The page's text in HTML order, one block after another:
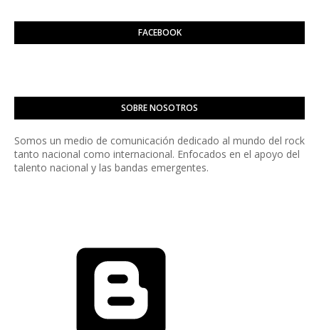
FACEBOOK
SOBRE NOSOTROS
Somos un medio de comunicación dedicado al mundo del rock
tanto nacional como internacional. Enfocados en el apoyo del
talento nacional y las bandas emergentes.